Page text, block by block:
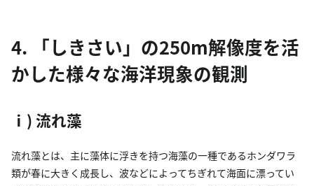
4. 「しきさい」の250m解像度を活
かした様々な海洋現象の観測
ⅰ) 流れ藻
流れ藻とは、主に藻体に浮きを持つ海藻の一種であるホンダワラ
類が春に大きく成長し、波などによってちぎれて海面に漂ってい